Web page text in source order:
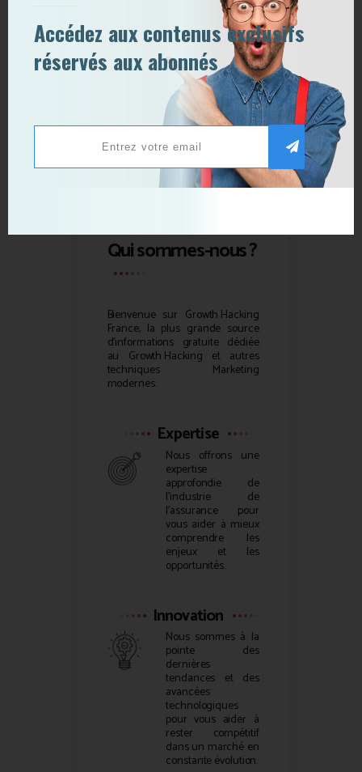
Qui sommes-nous ?
Bienvenue sur Growth Hacking
France, la plus grande source
d’informations gratuite dédiée
au Growth Hacking et autres
techniques Marketing
modernes.
Expertise
Nous offrons une
expertise
approfondie de
l’industrie de
l’assurance pour
vous aider à mieux
comprendre les
enjeux et les
opportunités.
Innovation
Nous sommes à la
pointe des
dernières
tendances et des
avancées
technologiques
pour vous aider à
rester compétitif
dans un marché en
constante évolution.
Accédez aux contenus exclusifs
réservés aux abonnés